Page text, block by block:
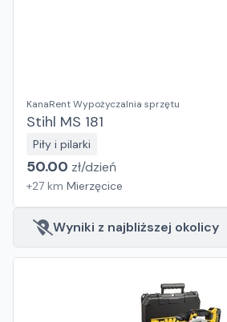
KanaRent Wypożyczalnia sprzętu
Stihl MS 181
Piły i pilarki
50.00 zł/dzień
+27 km Mierzęcice
Wyniki z najbliższej okolicy